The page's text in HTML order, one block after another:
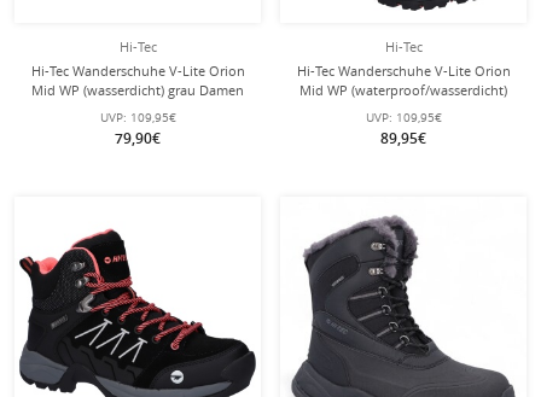
Hi-Tec
Hi-Tec Wanderschuhe V-Lite Orion
Mid WP (wasserdicht) grau Damen
UVP: 109,95€
79,90€
Hi-Tec
Hi-Tec Wanderschuhe V-Lite Orion
Mid WP (waterproof/wasserdicht)
dunkelgrau Herren
UVP: 109,95€
89,95€